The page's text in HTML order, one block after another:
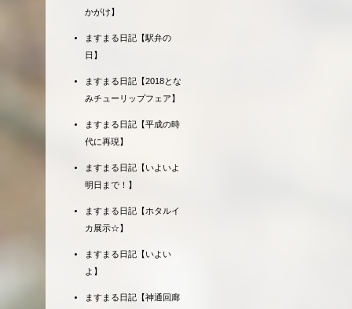
かがけ】
ますまる日記【駅弁の
日】
ますまる日記【2018とな
みチューリップフェア】
ますまる日記【平成の時
代に再現】
ますまる日記【いよいよ
明日まで！】
ますまる日記【ホタルイ
カ展示☆】
ますまる日記【いよい
よ】
ますまる日記【神通回廊